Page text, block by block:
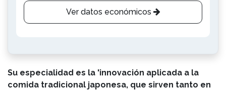
Ver datos económicos
Su especialidad es la 'innovación aplicada a la
comida tradicional japonesa, que sirven tanto en